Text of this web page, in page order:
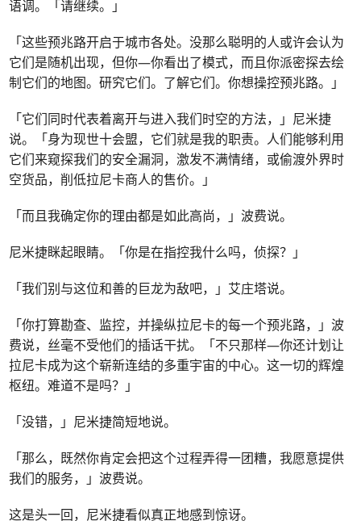
语调。「请继续。」
「这些预兆路开启于城市各处。没那么聪明的人或许会认为
它们是随机出现，但你—你看出了模式，而且你派密探去绘
制它们的地图。研究它们。了解它们。你想操控预兆路。」
「它们同时代表着离开与进入我们时空的方法，」尼米捷
说。「身为现世十会盟，它们就是我的职责。人们能够利用
它们来窥探我们的安全漏洞，激发不满情绪，或偷渡外界时
空货品，削低拉尼卡商人的售价。」
「而且我确定你的理由都是如此高尚，」波费说。
尼米捷眯起眼睛。「你是在指控我什么吗，侦探？」
「我们别与这位和善的巨龙为敌吧，」艾庄塔说。
「你打算勘查、监控，并操纵拉尼卡的每一个预兆路，」波
费说，丝毫不受他们的插话干扰。「不只那样—你还计划让
拉尼卡成为这个崭新连结的多重宇宙的中心。这一切的辉煌
枢纽。难道不是吗？」
「没错，」尼米捷简短地说。
「那么，既然你肯定会把这个过程弄得一团糟，我愿意提供
我们的服务，」波费说。
这是头一回，尼米捷看似真正地感到惊讶。